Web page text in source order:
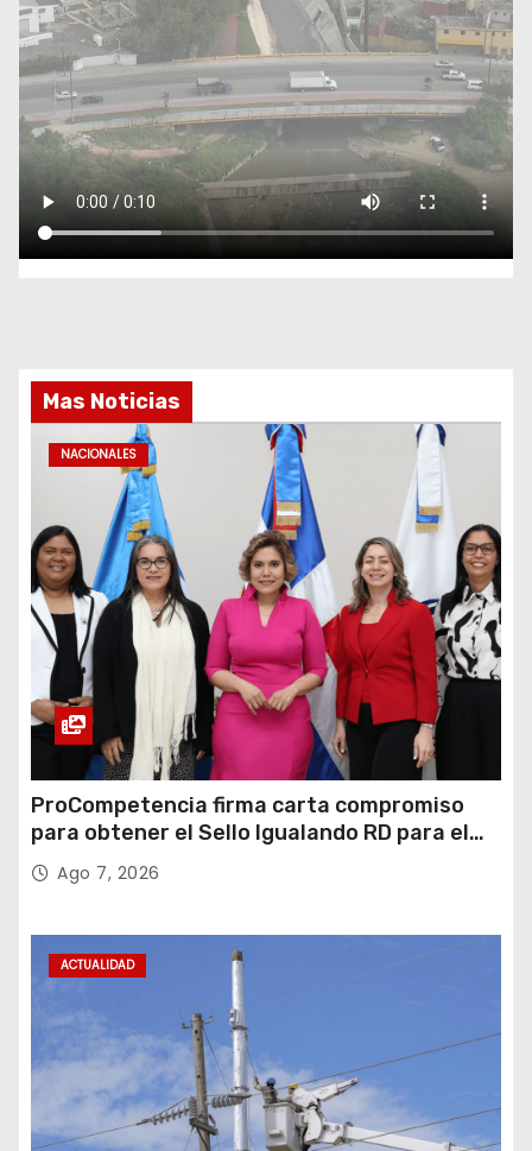
Mas Noticias
NACIONALES
ProCompetencia firma carta compromiso
para obtener el Sello Igualando RD para el
Sector Público
Ago 7, 2026
ACTUALIDAD